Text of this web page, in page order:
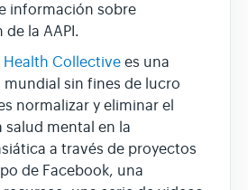
información sobre
la AAPI.
Health Collective es una
sin fines de lucro
normalizar y eliminar el
salud mental en la
a través de proyectos
de Facebook, una